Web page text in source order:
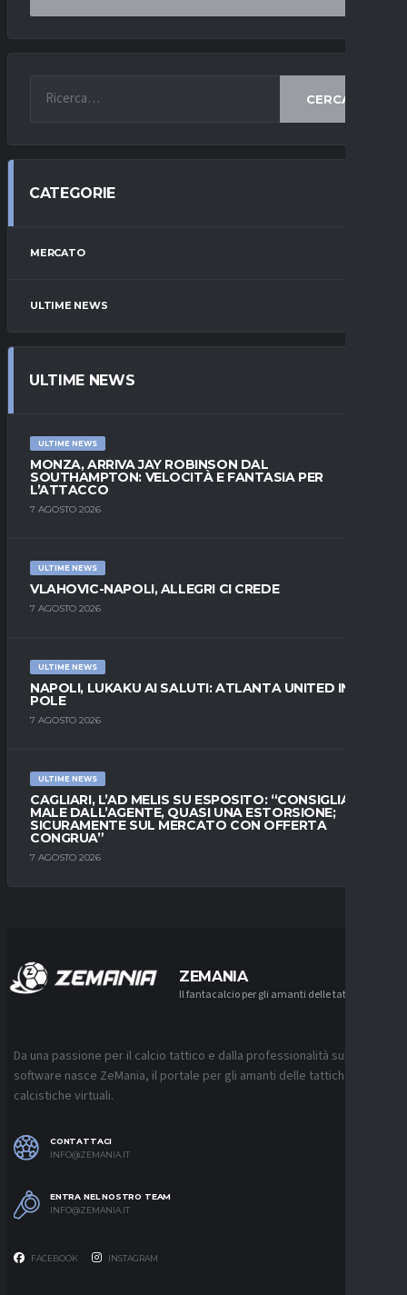
CERCA
CATEGORIE
MERCATO
ULTIME NEWS
ULTIME NEWS
ULTIME NEWS
MONZA, ARRIVA JAY ROBINSON DAL
SOUTHAMPTON: VELOCITÀ E FANTASIA PER
L’ATTACCO
7 AGOSTO 2026
ULTIME NEWS
VLAHOVIC-NAPOLI, ALLEGRI CI CREDE
7 AGOSTO 2026
ULTIME NEWS
NAPOLI, LUKAKU AI SALUTI: ATLANTA UNITED IN
POLE
7 AGOSTO 2026
ULTIME NEWS
CAGLIARI, L’AD MELIS SU ESPOSITO: “CONSIGLIATO
MALE DALL’AGENTE, QUASI UNA ESTORSIONE;
SICURAMENTE SUL MERCATO CON OFFERTA
CONGRUA”
7 AGOSTO 2026
ZEMANIA
Il fantacalcio per gli amanti delle tattiche
Da una passione per il calcio tattico e dalla professionalità sui
software nasce ZeMania, il portale per gli amanti delle tattiche
calcistiche virtuali.
CONTATTACI
INFO@ZEMANIA.IT
ENTRA NEL NOSTRO TEAM
INFO@ZEMANIA.IT
FACEBOOK INSTAGRAM